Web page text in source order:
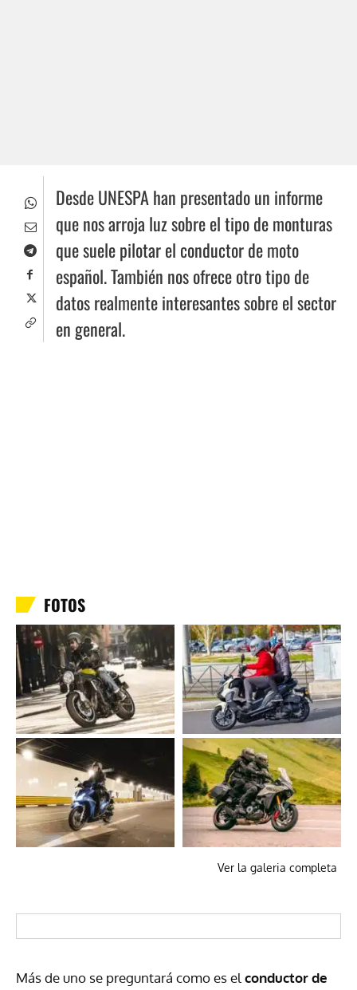
Desde UNESPA han presentado un informe
que nos arroja luz sobre el tipo de monturas
que suele pilotar el conductor de moto
español. También nos ofrece otro tipo de
datos realmente interesantes sobre el sector
en general.
FOTOS
Ver la galeria completa
Más de uno se preguntará como es el conductor de